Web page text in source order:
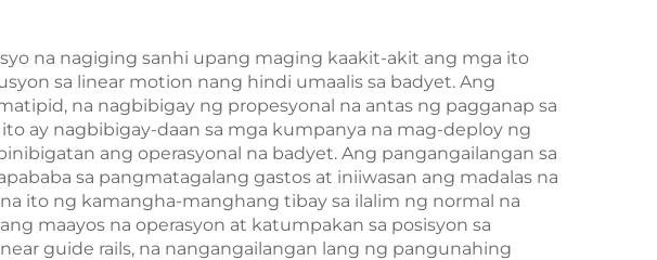
na nagiging sanhi upang maging kaakit-akit ang mga ito
sa linear motion nang hindi umaalis sa badyet. Ang
na nagbibigay ng propesyonal na antas ng pagganap sa
ay nagbibigay-daan sa mga kumpanya na mag-deploy ng
ang operasyonal na badyet. Ang pangangailangan sa
sa pangmatagalang gastos at iniiwasan ang madalas na
ito ng kamangha-manghang tibay sa ilalim ng normal na
maayos na operasyon at katumpakan sa posisyon sa
guide rails, na nangangailangan lang ng pangunahing